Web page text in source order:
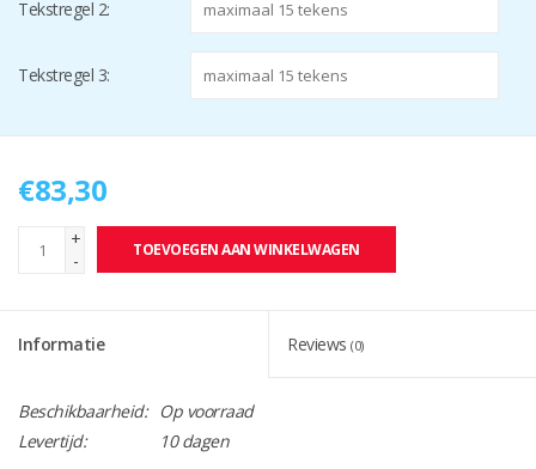
Tekstregel 2:
Tekstregel 3:
€83,30
+
-
TOEVOEGEN AAN WINKELWAGEN
Informatie Reviews (0)
Beschikbaarheid:
Op voorraad
Levertijd:
10 dagen